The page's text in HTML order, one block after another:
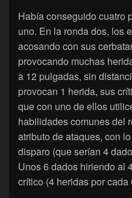
Había conseguido cuatro
uno. En la ronda dos, los
acosando con sus
provocando muchas
a 12 pulgadas, sin
provocan 1 herida, sus
que con uno de ellos
habilidades comunes del
atributo de ataques, con
disparo (que serían 4
Unos 6 dados hiriendo al
crítico (4 heridas por